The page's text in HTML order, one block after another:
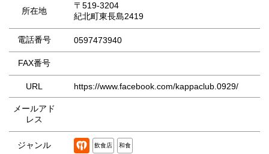
所在地
〒519-3204
紀北町東長島2419
電話番号 0597473940
FAX番号
URL https://www.facebook.com/kappaclub.0929/
メールアド
レス
ジャンル 飲食店 和食